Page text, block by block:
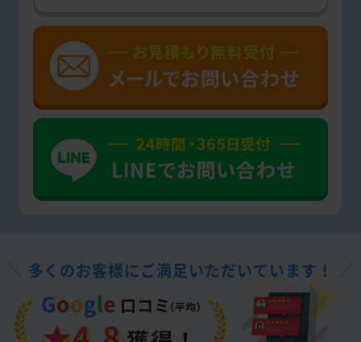
多くのお客様にご満足いただいています！